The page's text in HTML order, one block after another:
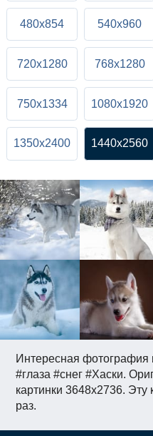
Интересная фотография
#глаза #снег #Хаски.
картинки 3648x2736. Эту
раз.
480x854 540x960
720x1280 768x1280
750x1334 1080x1920
1350x2400 1440x2560